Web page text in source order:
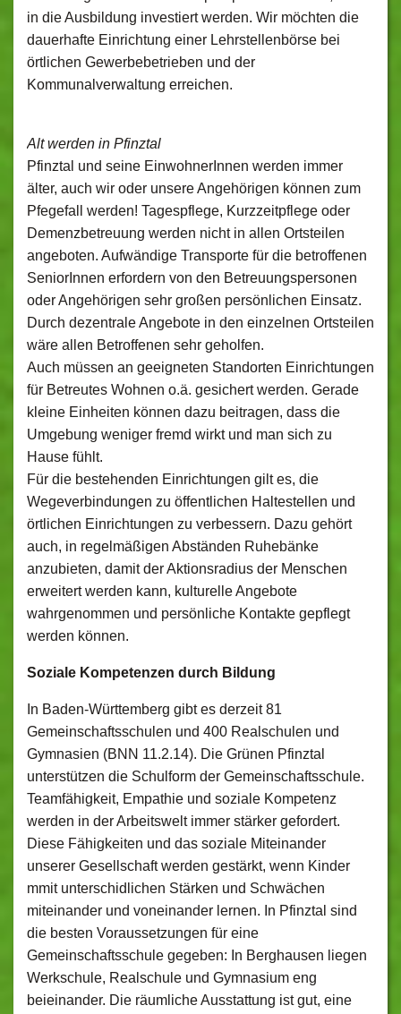
in die Ausbildung investiert werden. Wir möchten die
dauerhafte Einrichtung einer Lehrstellenbörse bei
örtlichen Gewerbebetrieben und der
Kommunalverwaltung erreichen.
Alt werden in Pfinztal
Pfinztal und seine EinwohnerInnen werden immer
älter, auch wir oder unsere Angehörigen können zum
Pfegefall werden! Tagespflege, Kurzzeitpflege oder
Demenzbetreuung werden nicht in allen Ortsteilen
angeboten. Aufwändige Transporte für die betroffenen
SeniorInnen erfordern von den Betreuungspersonen
oder Angehörigen sehr großen persönlichen Einsatz.
Durch dezentrale Angebote in den einzelnen Ortsteilen
wäre allen Betroffenen sehr geholfen.
Auch müssen an geeigneten Standorten Einrichtungen
für Betreutes Wohnen o.ä. gesichert werden. Gerade
kleine Einheiten können dazu beitragen, dass die
Umgebung weniger fremd wirkt und man sich zu
Hause fühlt.
Für die bestehenden Einrichtungen gilt es, die
Wegeverbindungen zu öffentlichen Haltestellen und
örtlichen Einrichtungen zu verbessern. Dazu gehört
auch, in regelmäßigen Abständen Ruhebänke
anzubieten, damit der Aktionsradius der Menschen
erweitert werden kann, kulturelle Angebote
wahrgenommen und persönliche Kontakte gepflegt
werden können.
Soziale Kompetenzen durch Bildung
In Baden-Württemberg gibt es derzeit 81
Gemeinschaftsschulen und 400 Realschulen und
Gymnasien (BNN 11.2.14). Die Grünen Pfinztal
unterstützen die Schulform der Gemeinschaftsschule.
Teamfähigkeit, Empathie und soziale Kompetenz
werden in der Arbeitswelt immer stärker gefordert.
Diese Fähigkeiten und das soziale Miteinander
unserer Gesellschaft werden gestärkt, wenn Kinder
mmit unterschidlichen Stärken und Schwächen
miteinander und voneinander lernen. In Pfinztal sind
die besten Voraussetzungen für eine
Gemeinschaftsschule gegeben: In Berghausen liegen
Werkschule, Realschule und Gymnasium eng
beieinander. Die räumliche Ausstattung ist gut, eine